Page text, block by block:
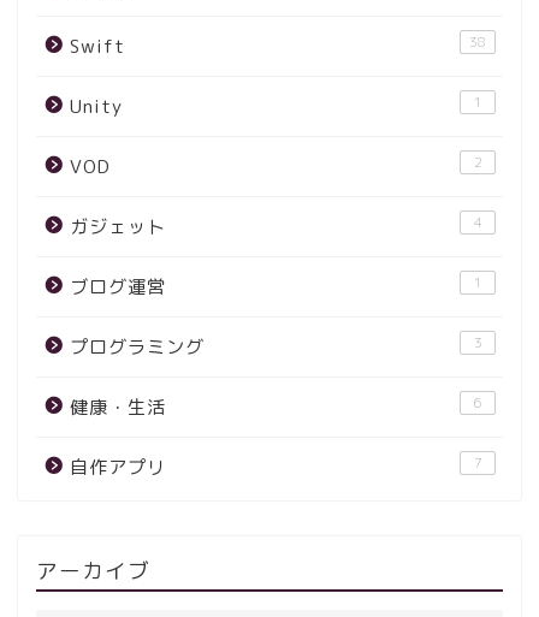
Swift 38
Unity 1
VOD 2
ガジェット 4
ブログ運営 1
プログラミング 3
健康・生活 6
自作アプリ 7
アーカイブ